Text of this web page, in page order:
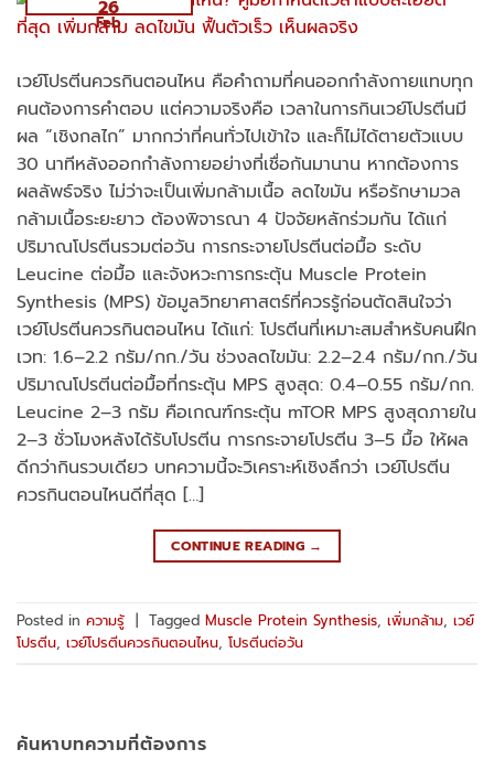
26
Feb
เวย์โปรตีนควรกินตอนไหน คือคำถามที่คนออกกำลังกายแทบทุก
คนต้องการคำตอบ แต่ความจริงคือ เวลาในการกินเวย์โปรตีนมี
ผล “เชิงกลไก” มากกว่าที่คนทั่วไปเข้าใจ และก็ไม่ได้ตายตัวแบบ
30 นาทีหลังออกกำลังกายอย่างที่เชื่อกันมานาน หากต้องการ
ผลลัพธ์จริง ไม่ว่าจะเป็นเพิ่มกล้ามเนื้อ ลดไขมัน หรือรักษามวล
กล้ามเนื้อระยะยาว ต้องพิจารณา 4 ปัจจัยหลักร่วมกัน ได้แก่
ปริมาณโปรตีนรวมต่อวัน การกระจายโปรตีนต่อมื้อ ระดับ
Leucine ต่อมื้อ และจังหวะการกระตุ้น Muscle Protein
Synthesis (MPS) ข้อมูลวิทยาศาสตร์ที่ควรรู้ก่อนตัดสินใจว่า
เวย์โปรตีนควรกินตอนไหน ได้แก่: โปรตีนที่เหมาะสมสำหรับคนฝึก
เวท: 1.6–2.2 กรัม/กก./วัน ช่วงลดไขมัน: 2.2–2.4 กรัม/กก./วัน
ปริมาณโปรตีนต่อมื้อที่กระตุ้น MPS สูงสุด: 0.4–0.55 กรัม/กก.
Leucine 2–3 กรัม คือเกณฑ์กระตุ้น mTOR MPS สูงสุดภายใน
2–3 ชั่วโมงหลังได้รับโปรตีน การกระจายโปรตีน 3–5 มื้อ ให้ผล
ดีกว่ากินรวบเดียว บทความนี้จะวิเคราะห์เชิงลึกว่า เวย์โปรตีน
ควรกินตอนไหนดีที่สุด […]
CONTINUE READING →
Posted in ความรู้ Tagged Muscle Protein Synthesis, เพิ่มกล้าม, เวย์
โปรตีน, เวย์โปรตีนควรกินตอนไหน, โปรตีนต่อวัน
ค้นหาบทความที่ต้องการ